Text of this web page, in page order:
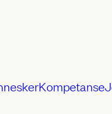
Kompetanse